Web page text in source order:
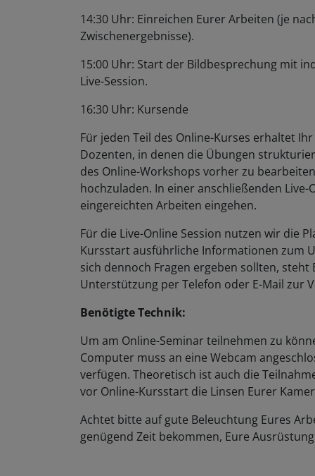
14:30 Uhr: Einreichen Eurer Arbeiten (je
Zwischenergebnisse).
15:00 Uhr: Start der Bildbesprechung mit
Live-Session.
16:30 Uhr: Kursende
Für jeden Teil des Online-Kurses erhaltet
Dozenten, in denen die Übungen
des Online-Workshops vorher zu
hochzuladen. In einer anschließenden Live-
eingereichten Arbeiten eingehen.
Für die Live-Online Session nutzen wir die
Kursstart ausführliche Informationen zum
sich dennoch Fragen ergeben sollten,
Unterstützung per Telefon oder E-Mail zur
Benötigte Technik:
Um am Online-Seminar teilnehmen zu
Computer muss an eine Webcam
verfügen. Theoretisch ist auch die
vor Online-Kursstart die Linsen Eurer
Achtet bitte auf gute Beleuchtung Eures
genügend Zeit bekommen, Eure